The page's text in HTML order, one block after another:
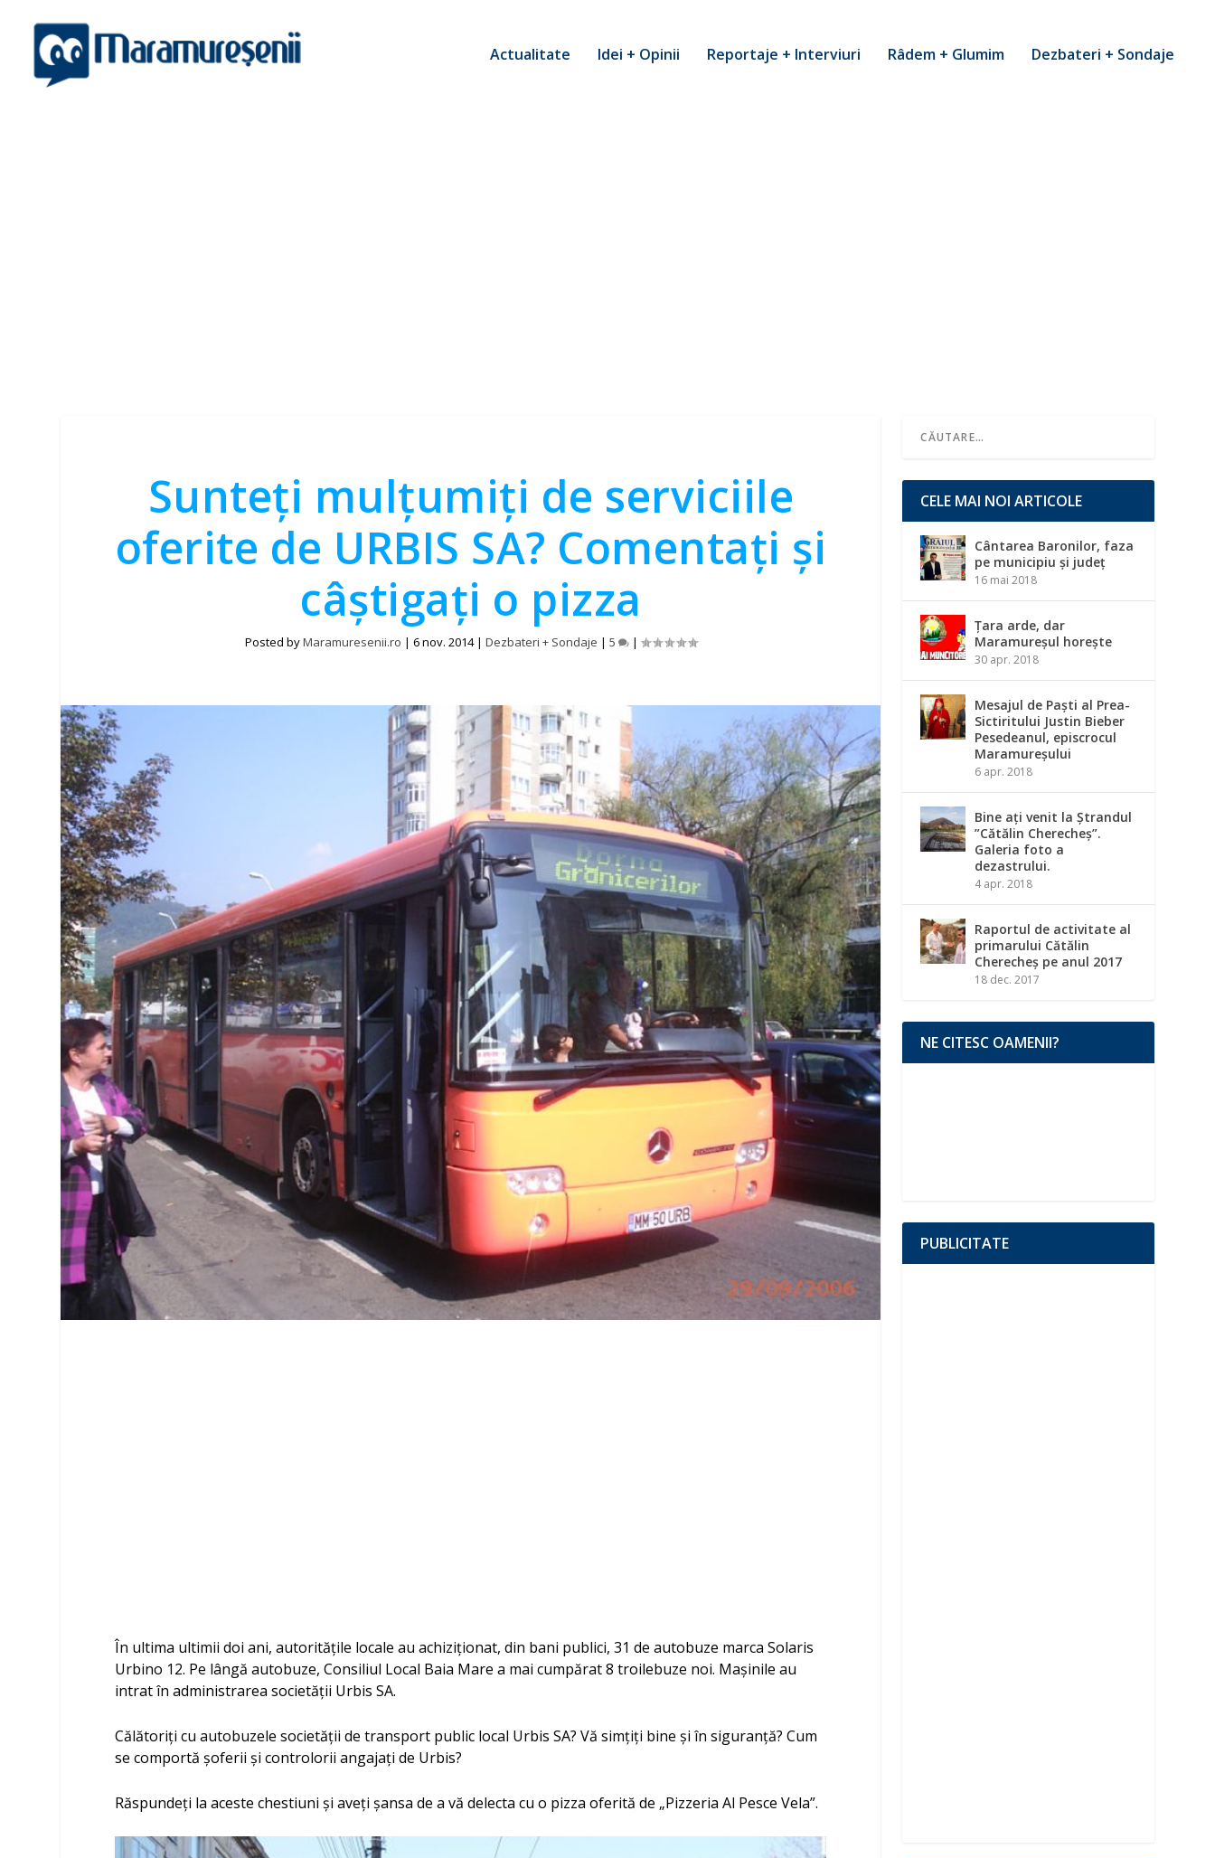
Actualitate Idei + Opinii Reportaje + Interviuri Râdem + Glumim Dezbateri + Sondaje
Sunteți mulțumiți de serviciile
oferite de URBIS SA? Comentați şi
câştigați o pizza
Posted byMaramuresenii.ro | 6 nov. 2014| Dezbateri + Sondaje | 5 |
În ultima ultimii doi ani, autorităţile locale au achiziţionat, din bani publici, 31 de autobuze marca Solaris
Urbino 12. Pe lângă autobuze, Consiliul Local Baia Mare a mai cumpărat 8 troilebuze noi. Maşinile au
intrat în administrarea societăţii Urbis SA.
Călătoriţi cu autobuzele societăţii de transport public local Urbis SA? Vă simţiţi bine şi în siguranţă? Cum
se comportă şoferii şi controlorii angajaţi de Urbis?
Răspundeţi la aceste chestiuni şi aveţi şansa de a vă delecta cu o pizza oferită de „Pizzeria Al Pesce Vela”.
CELE MAI NOI ARTICOLE
Cântarea Baronilor, faza
pe municipiu și județ
16 mai 2018
Țara arde, dar
Maramureșul horește
30 apr. 2018
Mesajul de Paști al Prea-
Sictiritului Justin Bieber
Pesedeanul, episcrocul
Maramureșului
6 apr. 2018
Bine ați venit la Ștrandul
”Cătălin Cherecheș”.
Galeria foto a
dezastrului.
4 apr. 2018
Raportul de activitate al
primarului Cătălin
Cherecheș pe anul 2017
18 dec. 2017
NE CITESC OAMENII?
PUBLICITATE